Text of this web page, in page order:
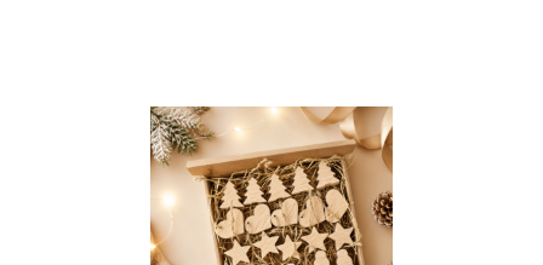
do koszyka